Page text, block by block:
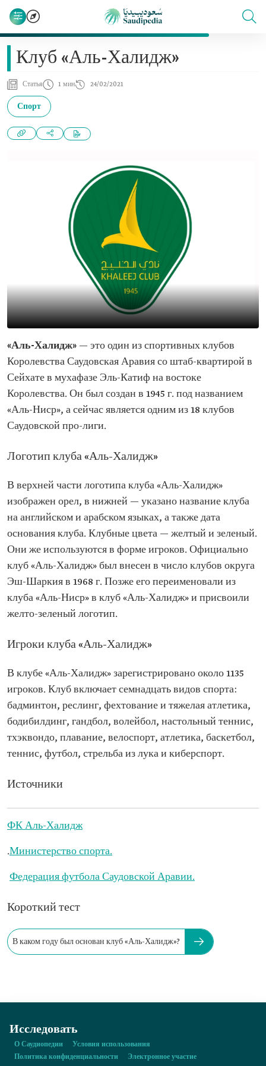
Клуб «Аль-Халидж»
Статья 1 мин 24/02/2021
Спорт
«Аль-Халидж» — это один из спортивных клубов
Королевства Саудовская Аравия со штаб-квартирой в
Сейхате в мухафазе Эль-Катиф на востоке
Королевства. Он был создан в 1945 г. под названием
«Аль-Ниср», а сейчас является одним из 18 клубов
Саудовской про-лиги.
Логотип клуба «Аль-Халидж»
В верхней части логотипа клуба «Аль-Халидж»
изображен орел, в нижней — указано название клуба
на английском и арабском языках, а также дата
основания клуба. Клубные цвета — желтый и зеленый.
Они же используются в форме игроков. Официально
клуб «Аль-Халидж» был внесен в число клубов округа
Эш-Шаркия в 1968 г. Позже его переименовали из
клуба «Аль-Ниср» в клуб «Аль-Халидж» и присвоили
желто-зеленый логотип.
Игроки клуба «Аль-Халидж»
В клубе «Аль-Халидж» зарегистрировано около 1135
игроков. Клуб включает семнадцать видов спорта:
бадминтон, реслинг, фехтование и тяжелая атлетика,
бодибилдинг, гандбол, волейбол, настольный теннис,
тхэквондо, плавание, велоспорт, атлетика, баскетбол,
теннис, футбол, стрельба из лука и киберспорт.
Источники
ФК Аль-Халидж
.Министерство спорта.
Федерация футбола Саудовской Аравии.
Короткий тест
В каком году был основан клуб «Аль-Халидж»?
Исследовать
О Саудиопедии
Условия использования
Политика конфиденциальности
Электронное участие